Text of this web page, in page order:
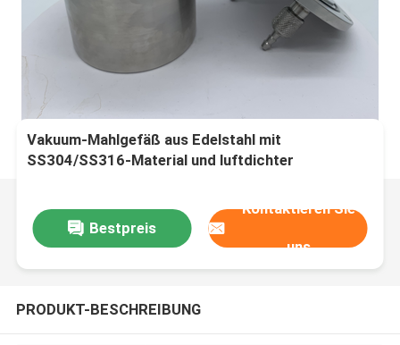
Vakuum-Mahlgefäß aus Edelstahl mit
SS304/SS316-Material und luftdichter
Bestpreis
Kontaktieren Sie
uns
PRODUKT-BESCHREIBUNG